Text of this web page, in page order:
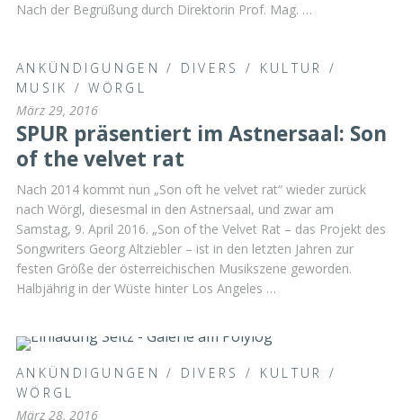
Nach der Begrüßung durch Direktorin Prof. Mag. …
ANKÜNDIGUNGEN / DIVERS / KULTUR
/
MUSIK /WÖRGL
März 29, 2016
SPUR präsentiert im Astnersaal: Son
of the velvet rat
Nach 2014 kommt nun „Son oft he velvet rat“ wieder zurück
nach Wörgl, diesesmal in den Astnersaal, und zwar am
Samstag, 9. April 2016. „Son of the Velvet Rat – das Projekt des
Songwriters Georg Altziebler – ist in den letzten Jahren zur
festen Größe der österreichischen Musikszene geworden.
Halbjährig in der Wüste hinter Los Angeles …
ANKÜNDIGUNGEN / DIVERS / KULTUR
/
WÖRGL
März 28, 2016